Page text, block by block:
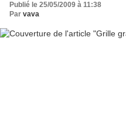
Publié le 25/05/2009 à 11:38
Par vava